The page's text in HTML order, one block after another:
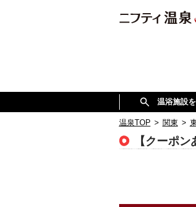
温浴施設
温泉TOP > 関東 >
【クーポ